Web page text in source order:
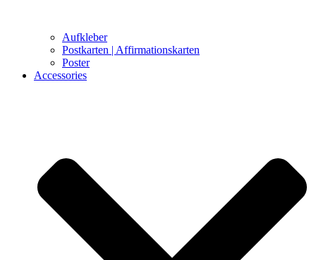
Aufkleber
Postkarten | Affirmationskarten
Poster
Accessories